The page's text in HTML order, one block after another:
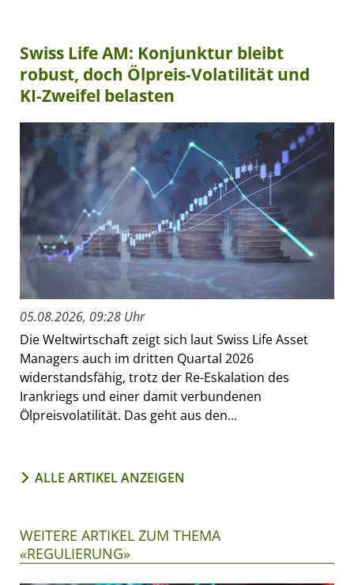
Swiss Life AM: Konjunktur bleibt
robust, doch Ölpreis-Volatilität und
KI-Zweifel belasten
05.08.2026, 09:28 Uhr
Die Weltwirtschaft zeigt sich laut Swiss Life Asset
Managers auch im dritten Quartal 2026
widerstandsfähig, trotz der Re-Eskalation des
Irankriegs und einer damit verbundenen
Ölpreisvolatilität. Das geht aus den...
ALLE ARTIKEL ANZEIGEN
WEITERE ARTIKEL ZUM THEMA
«REGULIERUNG»